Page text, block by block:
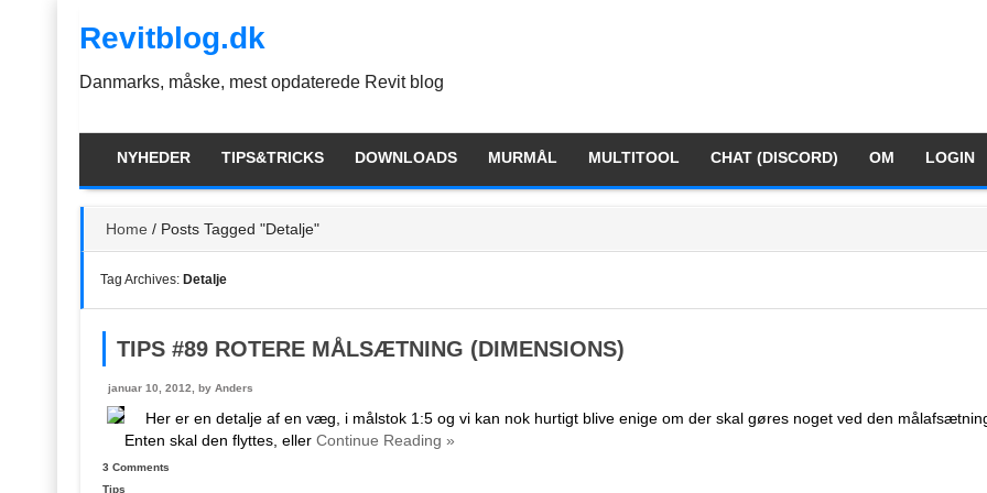
Revitblog.dk
Danmarks, måske, mest opdaterede Revit blog
NYHEDER TIPS&TRICKS DOWNLOADS MURMÅL MULTITOOL CHAT (DISCORD) OM LOGIN
Home / Posts Tagged "Detalje"
Tag Archives: Detalje
TIPS #89 ROTERE MÅLSÆTNING (DIMENSIONS)
januar 10, 2012, by Anders
Her er en detalje af en væg, i målstok 1:5 og vi kan nok hurtigt blive enige om der skal gøres noget ved den
Enten skal den flyttes, eller Continue Reading »
3 Comments
Tips